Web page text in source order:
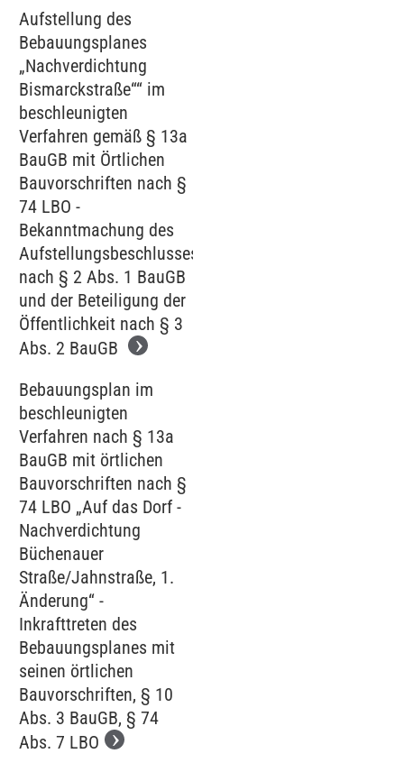
Aufstellung des
Bebauungsplanes
„Nachverdichtung
Bismarckstraße““ im
beschleunigten
Verfahren gemäß § 13a
BauGB mit Örtlichen
Bauvorschriften nach §
74 LBO -
Bekanntmachung des
Aufstellungsbeschlusses
nach § 2 Abs. 1 BauGB
und der Beteiligung der
Öffentlichkeit nach § 3
Abs. 2 BauGB
Bebauungsplan im
beschleunigten
Verfahren nach § 13a
BauGB mit örtlichen
Bauvorschriften nach §
74 LBO „Auf das Dorf -
Nachverdichtung
Büchenauer
Straße/Jahnstraße, 1.
Änderung“ -
Inkrafttreten des
Bebauungsplanes mit
seinen örtlichen
Bauvorschriften, § 10
Abs. 3 BauGB, § 74
Abs. 7 LBO